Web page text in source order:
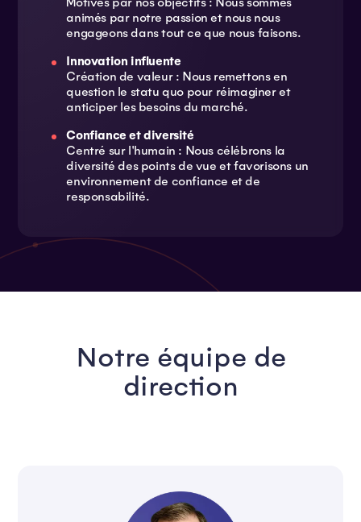
animés par notre passion et nous nous
engageons dans tout ce que nous faisons.
Innovation influente
Création de valeur : Nous remettons en
question le statu quo pour réimaginer et
anticiper les besoins du marché.
Confiance et diversité
Centré sur l'humain : Nous célébrons la
diversité des points de vue et favorisons un
environnement de confiance et de
responsabilité.
Notre équipe de
direction